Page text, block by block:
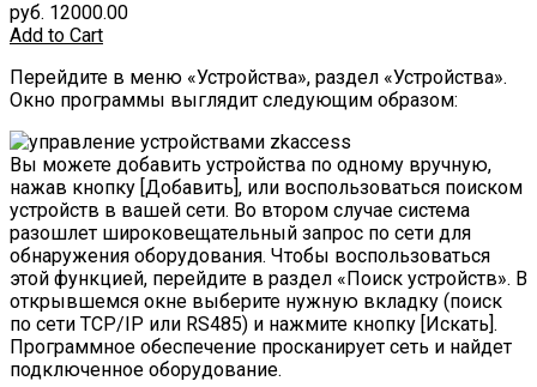
руб. 12000.00
Add to Cart
Перейдите в меню «Устройства», раздел «Устройства».
Окно программы выглядит следующим образом:
Вы можете добавить устройства по одному вручную,
нажав кнопку [Добавить], или воспользоваться поиском
устройств в вашей сети. Во втором случае система
разошлет широковещательный запрос по сети для
обнаружения оборудования. Чтобы воспользоваться
этой функцией, перейдите в раздел «Поиск устройств». В
открывшемся окне выберите нужную вкладку (поиск
по сети TCP/IP или RS485) и нажмите кнопку [Искать].
Программное обеспечение просканирует сеть и найдет
подключенное оборудование.